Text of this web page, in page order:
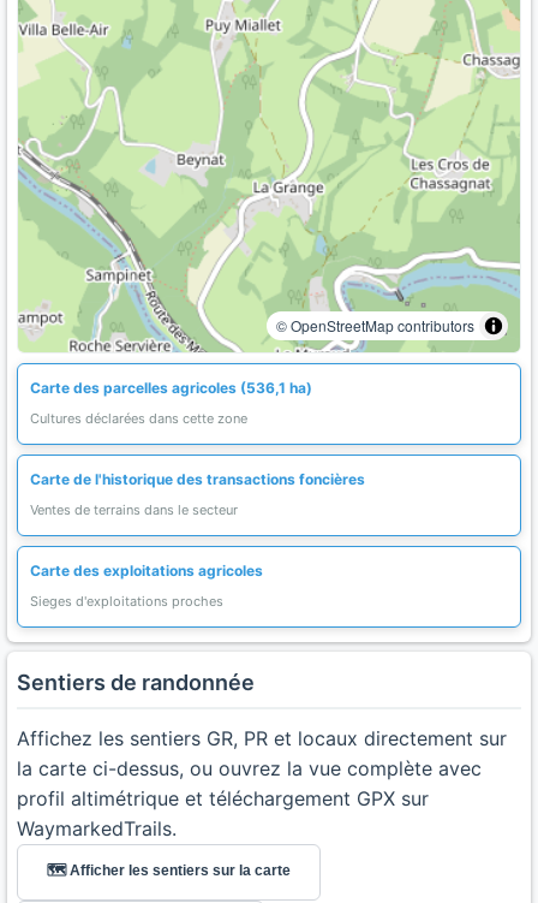
© OpenStreetMap contributors
Carte des parcelles agricoles (536,1 ha)
Cultures déclarées dans cette zone
Carte de l'historique des transactions foncières
Ventes de terrains dans le secteur
Carte des exploitations agricoles
Sieges d'exploitations proches
Sentiers de randonnée
Affichez les sentiers GR, PR et locaux directement sur
la carte ci-dessus, ou ouvrez la vue complète avec
profil altimétrique et téléchargement GPX sur
WaymarkedTrails.
🗺️ Afficher les sentiers sur la carte